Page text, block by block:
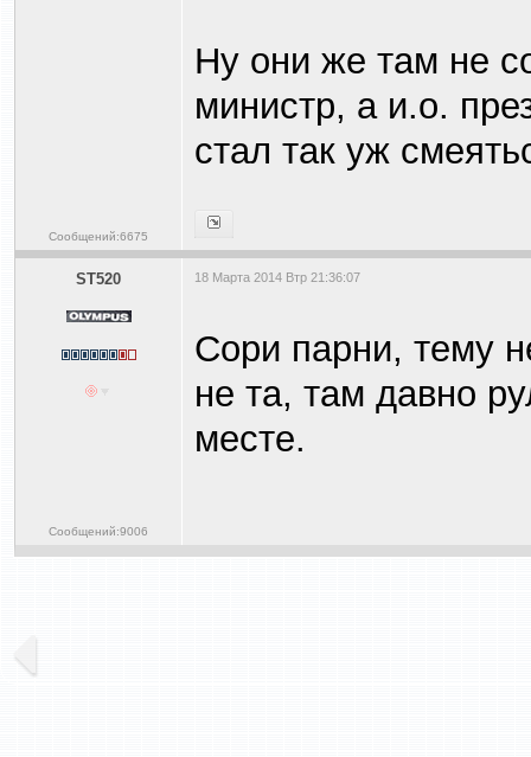
Сообщений:6675
Ну они же там не
министр, а и.о.
стал так уж
ST520
Сообщений:9006
18 Марта 2014 Втр 21:36:07
Сори парни, тему
не та, там давно
месте.